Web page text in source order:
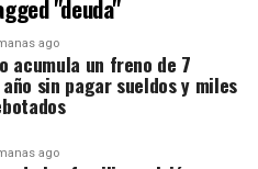
"deuda"
ago
acumula un freno de 7
sin pagar sueldos y miles
ago